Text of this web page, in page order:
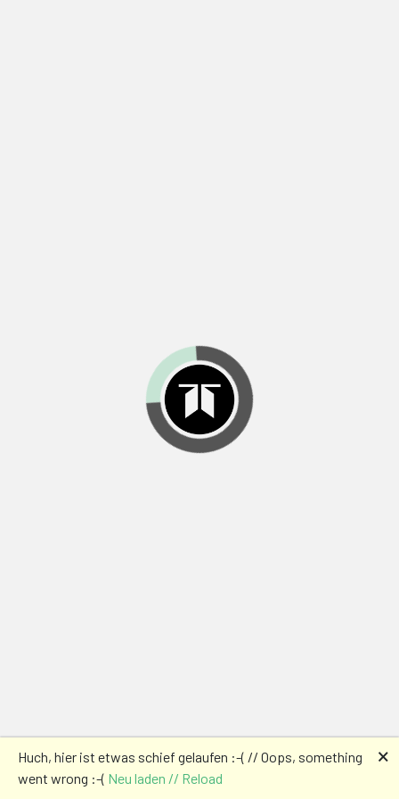
Huch, hier ist etwas schief gelaufen :-( // Oops, something
went wrong :-( Neu laden // Reload
🗙